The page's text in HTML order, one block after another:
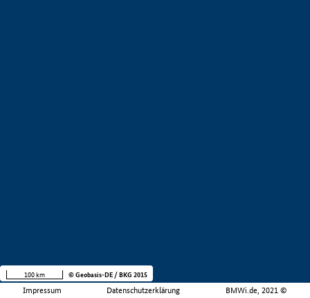
Impressum Datenschutzerklärung BMWi.de, 2021 ©
100 km © Geobasis-DE / BKG 2015